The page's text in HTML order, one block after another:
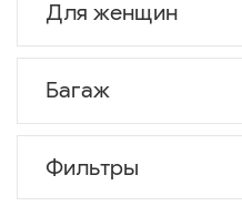
Для женщин
Багаж
Фильтры